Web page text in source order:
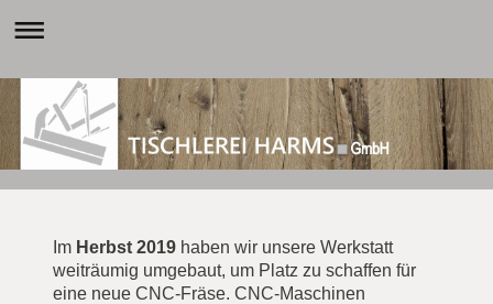
Im Herbst 2019 haben wir unsere Werkstatt
weiträumig umgebaut, um Platz zu schaffen für
eine neue CNC-Fräse. CNC-Maschinen